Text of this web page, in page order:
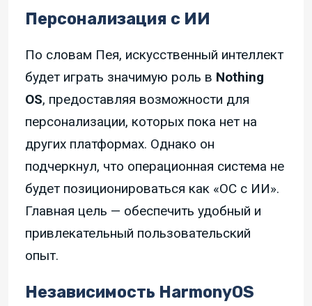
Персонализация с ИИ
По словам Пея, искусственный интеллект
будет играть значимую роль в Nothing
OS, предоставляя возможности для
персонализации, которых пока нет на
других платформах. Однако он
подчеркнул, что операционная система не
будет позиционироваться как «ОС с ИИ».
Главная цель — обеспечить удобный и
привлекательный пользовательский
опыт.
Независимость HarmonyOS